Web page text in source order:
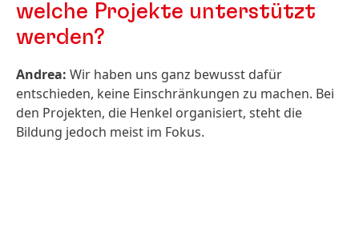
welche Projekte unterstützt
werden?
Andrea: Wir haben uns ganz bewusst dafür
entschieden, keine Einschränkungen zu machen. Bei
den Projekten, die Henkel organisiert, steht die
Bildung jedoch meist im Fokus.